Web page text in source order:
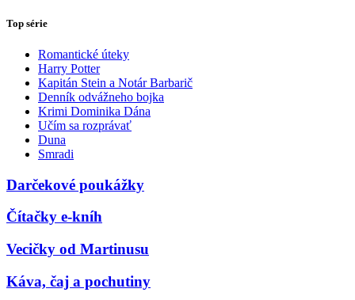
Top série
Romantické úteky
Harry Potter
Kapitán Stein a Notár Barbarič
Denník odvážneho bojka
Krimi Dominika Dána
Učím sa rozprávať
Duna
Smradi
Darčekové poukážky
Čítačky e-kníh
Vecičky od Martinusu
Káva, čaj a pochutiny